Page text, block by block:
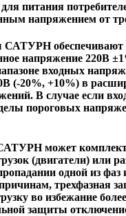
питания
напряжением от
САТУРН обеспечивают
напряжение 220В
входных
(-20%, +10%) в
В случае если
пороговых
может
(двигатели) или
одной из фаз
трехфазная
во избежание
защиты